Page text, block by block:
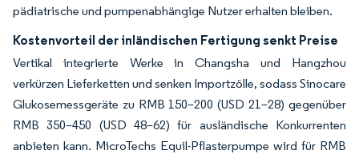
pädiatrische und pumpenabhängige Nutzer erhalten bleiben.
Kostenvorteil der inländischen Fertigung senkt Preise
Vertikal integrierte Werke in Changsha und Hangzhou
verkürzen Lieferketten und senken Importzölle, sodass Sinocare
Glukosemessgeräte zu RMB 150–200 (USD 21–28) gegenüber
RMB 350–450 (USD 48–62) für ausländische Konkurrenten
anbieten kann. MicroTechs Equil-Pflasterpumpe wird für RMB